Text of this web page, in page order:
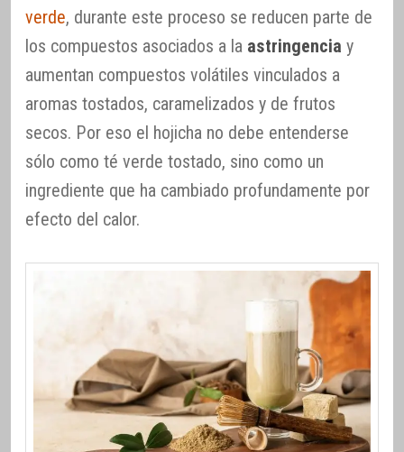
verde, durante este proceso se reducen parte de
los compuestos asociados a la astringencia y
aumentan compuestos volátiles vinculados a
aromas tostados, caramelizados y de frutos
secos. Por eso el hojicha no debe entenderse
sólo como té verde tostado, sino como un
ingrediente que ha cambiado profundamente por
efecto del calor.